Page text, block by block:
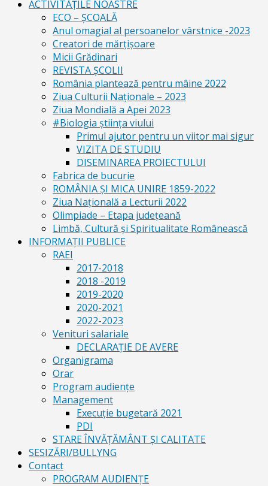
ACTIVITĂȚILE NOASTRE
ECO – ŞCOALĂ
Anul omagial al persoanelor vârstnice -2023
Creatori de mărțișoare
Micii Grădinari
REVISTA ŞCOLII
România plantează pentru mâine 2022
Ziua Culturii Naționale – 2023
Ziua Mondială a Apei 2023
#Biologia știința viului
Primul ajutor pentru un viitor mai sigur
VIZITA DE STUDIU
DISEMINAREA PROIECTULUI
Fabrica de bucurie
ROMÂNIA ŞI MICA UNIRE 1859-2022
Ziua Naţională a Lecturii 2022
Olimpiade – Etapa judeţeană
Limbă, Cultură și Spiritualitate Românească
INFORMAŢII PUBLICE
RAEI
2017-2018
2018 -2019
2019-2020
2020-2021
2022-2023
Venituri salariale
DECLARAŢIE DE AVERE
Organigrama
Orar
Program audiențe
Management
Execuţie bugetară 2021
PDI
STARE ÎNVĂȚĂMÂNT ȘI CALITATE
SESIZĂRI/BULLYNG
Contact
PROGRAM AUDIENŢE